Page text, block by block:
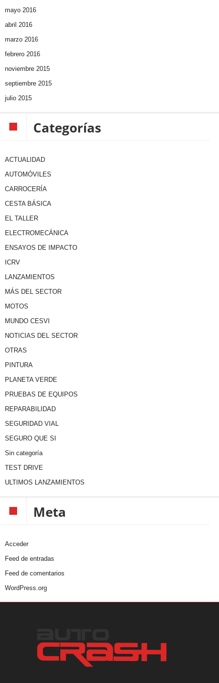
mayo 2016
abril 2016
marzo 2016
febrero 2016
noviembre 2015
septiembre 2015
julio 2015
Categorías
ACTUALIDAD
AUTOMÓVILES
CARROCERÍA
CESTA BÁSICA
EL TALLER
ELECTROMECÁNICA
ENSAYOS DE IMPACTO
ICRV
LANZAMIENTOS
MÁS DEL SECTOR
MOTOS
MUNDO CESVI
NOTICIAS DEL SECTOR
OTRAS
PINTURA
PLANETA VERDE
PRUEBAS DE EQUIPOS
REPARABILIDAD
SEGURIDAD VIAL
SEGURO QUE SI
Sin categoría
TEST DRIVE
ULTIMOS LANZAMIENTOS
Meta
Acceder
Feed de entradas
Feed de comentarios
WordPress.org